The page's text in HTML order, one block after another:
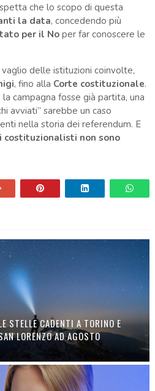
che lo scopo di questa
la data, concedendo più
per il Noper far conoscere le
delle istituzioni coinvolte,
, fino alla Corte costituzionale.
campagna fosse già partita, una
avviati” sarebbe un caso
nella storia dei referendum. E
i costituzionalisti non sono
STELLE CADENTI A TORINO E
LORENZO AD AGOSTO